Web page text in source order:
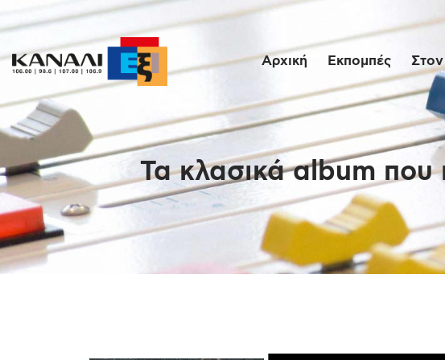
Αρχική Εκπομπές
Τα κλασικά album που
Στον
μέρας
Ένθετα